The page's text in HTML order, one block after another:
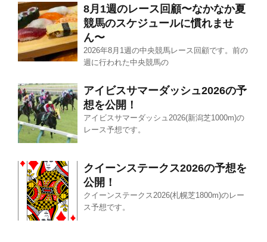
8月1週のレース回顧〜なかなか夏
競馬のスケジュールに慣れませ
ん〜
2026年8月1週の中央競馬レース回顧です。前の
週に行われた中央競馬の
アイビスサマーダッシュ2026の予
想を公開！
アイビスサマーダッシュ2026(新潟芝1000m)の
レース予想です。
クイーンステークス2026の予想を
公開！
クイーンステークス2026(札幌芝1800m)のレー
ス予想です。